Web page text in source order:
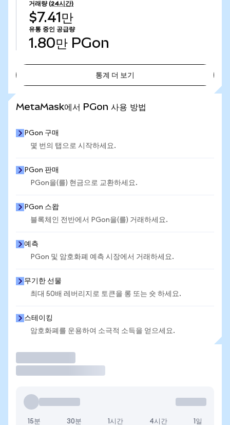
거래량 (24시간)
$7.41만
유통 중인 공급량
1.80만 PGon
통계 더 보기
MetaMask에서 PGon 사용 방법
PGon 구매
몇 번의 탭으로 시작하세요.
PGon 판매
PGon을(를) 현금으로 교환하세요.
PGon 스왑
블록체인 전반에서 PGon을(를) 거래하세요.
예측
PGon 및 암호화폐 예측 시장에서 거래하세요.
무기한 선물
최대 50배 레버리지로 토큰을 롱 또는 숏 하세요.
스테이킹
암호화폐를 운용하여 소극적 소득을 얻으세요.
15분 30분 1시간 4시간 1일